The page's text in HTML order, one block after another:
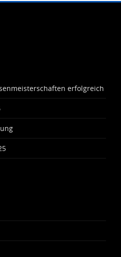
erfolgreich